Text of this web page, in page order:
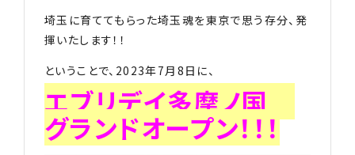
埼玉に育ててもらった埼玉魂を東京で思う存分、発
揮いたします！！
ということで、2023年7月8日に、
エブリデイ多摩ノ国
グランドオープン！！！